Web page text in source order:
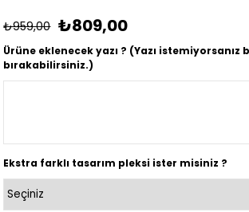
₺959,00 ₺809,00
Ürüne eklenecek yazı ? (Yazı istemiyorsanız
bırakabilirsiniz.)
Ekstra farklı tasarım pleksi ister misiniz ?